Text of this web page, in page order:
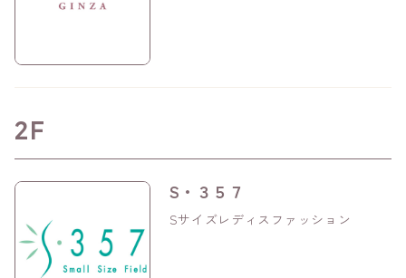
2F
S・３５７
Sサイズレディスファッション